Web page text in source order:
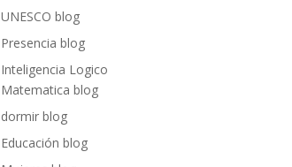
UNESCO blog
Presencia blog
Inteligencia Logico
Matematica blog
dormir blog
Educación blog